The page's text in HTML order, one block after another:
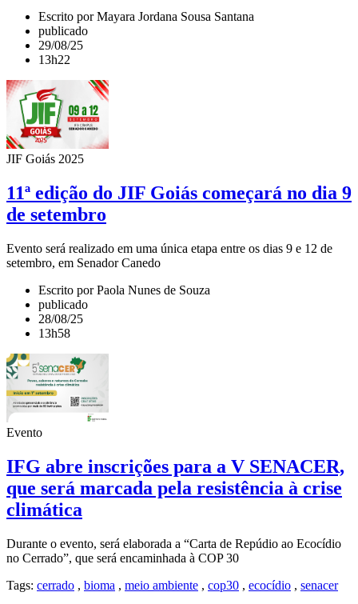
Escrito por Mayara Jordana Sousa Santana
publicado
29/08/25
13h22
JIF Goiás 2025
11ª edição do JIF Goiás começará no dia 9
de setembro
Evento será realizado em uma única etapa entre os dias 9 e 12 de
setembro, em Senador Canedo
Escrito por Paola Nunes de Souza
publicado
28/08/25
13h58
Evento
IFG abre inscrições para a V SENACER,
que será marcada pela resistência à crise
climática
Durante o evento, será elaborada a “Carta de Repúdio ao Ecocídio
no Cerrado”, que será encaminhada à COP 30
Tags: cerrado , bioma , meio ambiente , cop30 , ecocídio , senacer